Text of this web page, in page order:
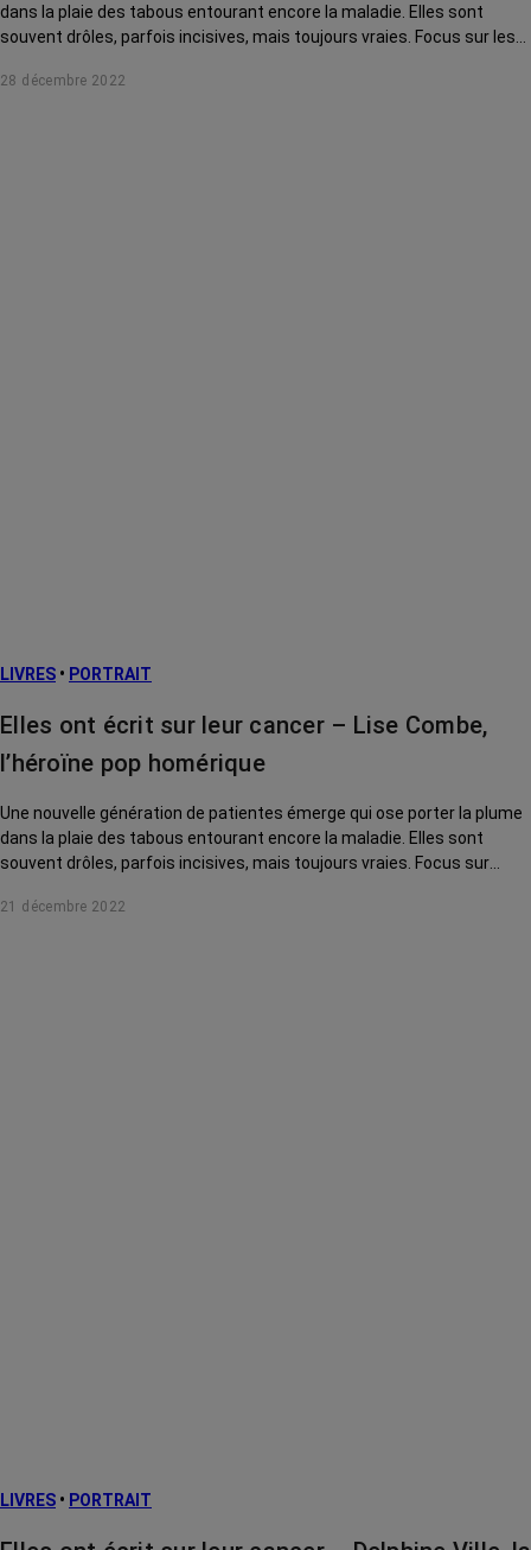
dans la plaie des tabous entourant encore la maladie. Elles sont
souvent drôles, parfois incisives, mais toujours vraies. Focus sur les
crabouille.
28 décembre 2022
LIVRES • PORTRAIT
Elles ont écrit sur leur cancer – Lise Combe,
l’héroïne pop homérique
Une nouvelle génération de patientes émerge qui ose porter la plume
dans la plaie des tabous entourant encore la maladie. Elles sont
souvent drôles, parfois incisives, mais toujours vraies. Focus sur
21 décembre 2022
LIVRES • PORTRAIT